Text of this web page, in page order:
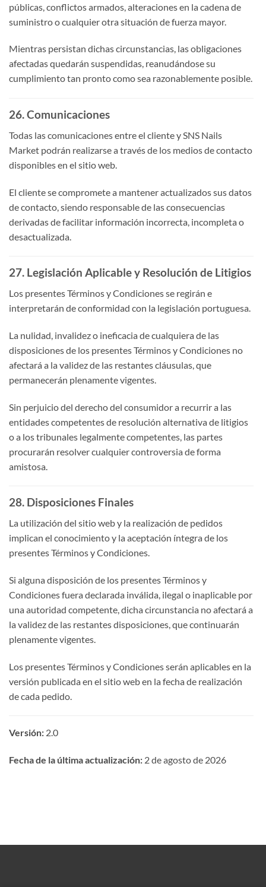
públicas, conflictos armados, alteraciones en la cadena de
suministro o cualquier otra situación de fuerza mayor.
Mientras persistan dichas circunstancias, las obligaciones
afectadas quedarán suspendidas, reanudándose su
cumplimiento tan pronto como sea razonablemente posible.
26. Comunicaciones
Todas las comunicaciones entre el cliente y SNS Nails
Market podrán realizarse a través de los medios de contacto
disponibles en el sitio web.
El cliente se compromete a mantener actualizados sus datos
de contacto, siendo responsable de las consecuencias
derivadas de facilitar información incorrecta, incompleta o
desactualizada.
27. Legislación Aplicable y Resolución de Litigios
Los presentes Términos y Condiciones se regirán e
interpretarán de conformidad con la legislación portuguesa.
La nulidad, invalidez o ineficacia de cualquiera de las
disposiciones de los presentes Términos y Condiciones no
afectará a la validez de las restantes cláusulas, que
permanecerán plenamente vigentes.
Sin perjuicio del derecho del consumidor a recurrir a las
entidades competentes de resolución alternativa de litigios
o a los tribunales legalmente competentes, las partes
procurarán resolver cualquier controversia de forma
amistosa.
28. Disposiciones Finales
La utilización del sitio web y la realización de pedidos
implican el conocimiento y la aceptación íntegra de los
presentes Términos y Condiciones.
Si alguna disposición de los presentes Términos y
Condiciones fuera declarada inválida, ilegal o inaplicable por
una autoridad competente, dicha circunstancia no afectará a
la validez de las restantes disposiciones, que continuarán
plenamente vigentes.
Los presentes Términos y Condiciones serán aplicables en la
versión publicada en el sitio web en la fecha de realización
de cada pedido.
Versión: 2.0
Fecha de la última actualización: 2 de agosto de 2026